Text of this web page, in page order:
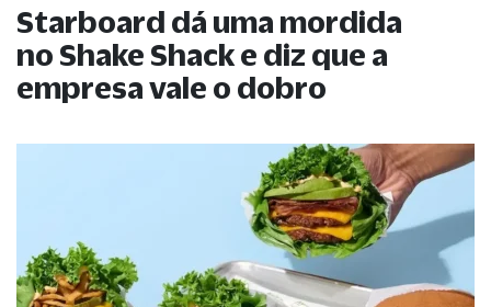
Starboard dá uma mordida
no Shake Shack e diz que a
empresa vale o dobro